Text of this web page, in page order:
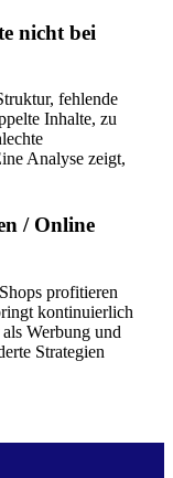
nicht bei
fehlende
Inhalte, zu
Analyse zeigt,
/ Online
profitieren
kontinuierlich
Werbung und
Strategien